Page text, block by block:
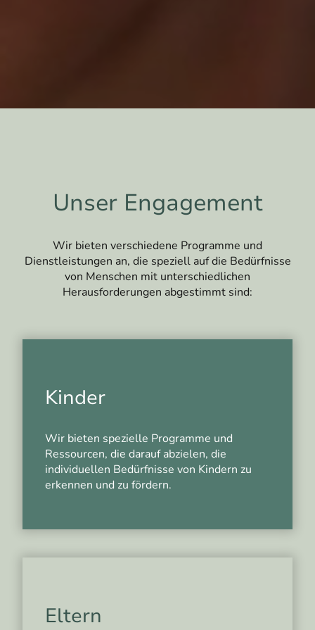
Unser Engagement
Wir bieten verschiedene Programme und
Dienstleistungen an, die speziell auf die Bedürfnisse
von Menschen mit unterschiedlichen
Herausforderungen abgestimmt sind:
Kinder
Wir bieten spezielle Programme und
Ressourcen, die darauf abzielen, die
individuellen Bedürfnisse von Kindern zu
erkennen und zu fördern.
Eltern